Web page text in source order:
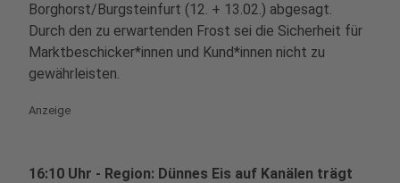
Borghorst/Burgsteinfurt (12. + 13.02.) abgesagt.
Durch den zu erwartenden Frost sei die Sicherheit für
Marktbeschicker*innen und Kund*innen nicht zu
gewährleisten.
Anzeige
16:10 Uhr - Region: Dünnes Eis auf Kanälen trägt